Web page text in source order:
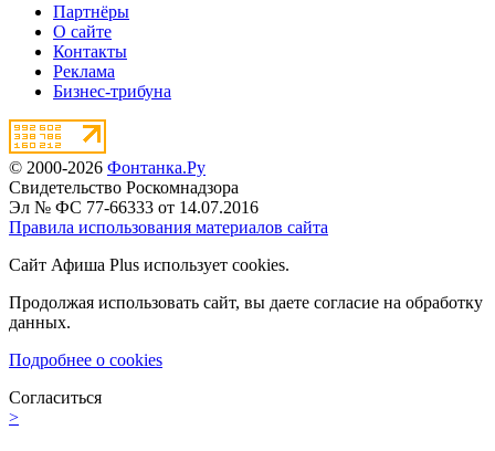
Партнёры
О сайте
Контакты
Реклама
Бизнес-трибуна
© 2000-2026 Фонтанка.Ру
Свидетельство Роскомнадзора
Эл № ФС 77-66333 от 14.07.2016
Правила использования материалов сайта
Сайт Афиша Plus использует cookies.
Продолжая использовать сайт, вы даете согласие на обработку
данных.
Подробнее о cookies
Согласиться
>